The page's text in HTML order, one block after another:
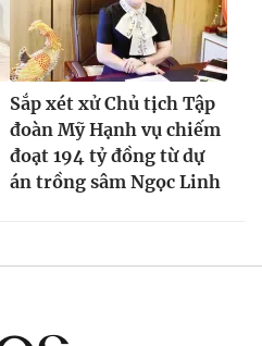
Sắp xét xử Chủ tịch Tập
đoàn Mỹ Hạnh vụ chiếm
đoạt 194 tỷ đồng từ dự
án trồng sâm Ngọc Linh